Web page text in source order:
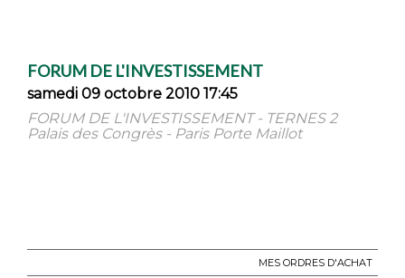
FORUM DE L'INVESTISSEMENT
samedi 09 octobre 2010 17:45
FORUM DE L'INVESTISSEMENT - TERNES 2
Palais des Congrès - Paris Porte Maillot
MES ORDRES D'ACHAT